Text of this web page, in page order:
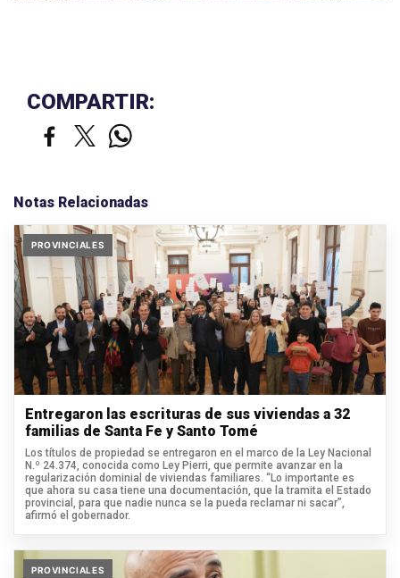
COMPARTIR:
Notas Relacionadas
PROVINCIALES
Entregaron las escrituras de sus viviendas a 32
familias de Santa Fe y Santo Tomé
Los títulos de propiedad se entregaron en el marco de la Ley Nacional
N.º 24.374, conocida como Ley Pierri, que permite avanzar en la
regularización dominial de viviendas familiares. “Lo importante es
que ahora su casa tiene una documentación, que la tramita el Estado
provincial, para que nadie nunca se la pueda reclamar ni sacar”,
afirmó el gobernador.
PROVINCIALES